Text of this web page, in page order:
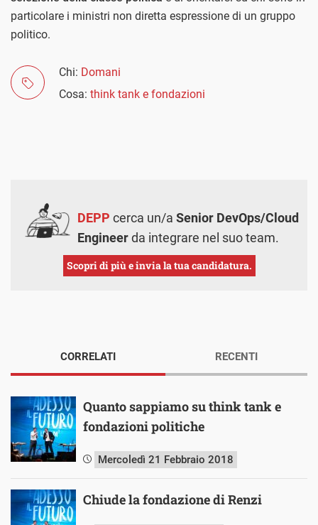
particolare i ministri non diretta espressione di un gruppo
politico.
Chi: Domani
Cosa: think tank e fondazioni
DEPP cerca un/a Senior DevOps/Cloud
Engineerda integrare nel suo team.
Scopri di più e invia la tua candidatura.
CORRELATI
Quanto sappiamo su think tank e
fondazioni politiche
Mercoledì 21 Febbraio 2018
Chiude la fondazione di Renzi
RECENTI